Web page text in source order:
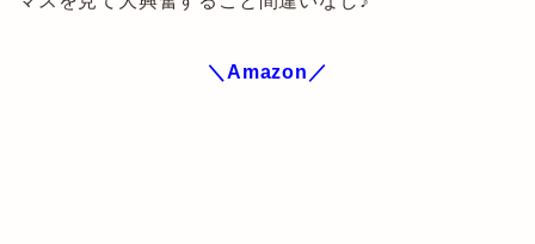
＼Amazon／